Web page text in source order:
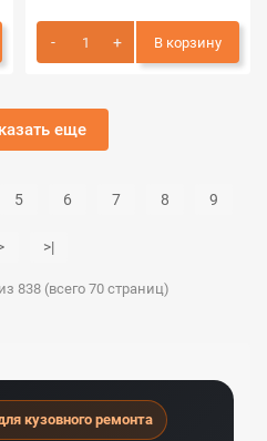
В корзину
еще
5 6 7 8 9
>|
838 (всего 70 страниц)
кузовного ремонта